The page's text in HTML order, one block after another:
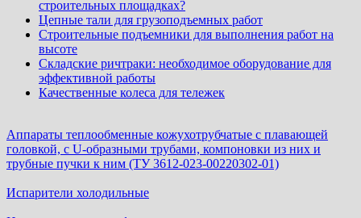
строительных площадках?
Цепные тали для грузоподъемных работ
Строительные подъемники для выполнения работ на
высоте
Складские ричтраки: необходимое оборудование для
эффективной работы
Качественные колеса для тележек
Аппараты теплообменные кожухотрубчатые c плавающей
головкой, с U-образными трубами, компоновки из них и
трубные пучки к ним (ТУ 3612-023-00220302-01)
Испарители холодильные